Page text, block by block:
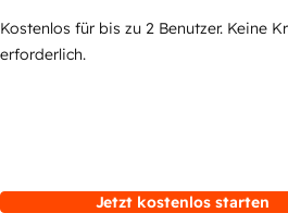
Kostenlos für bis zu 2 Benutzer. Keine
erforderlich.
Jetzt kostenlos starten